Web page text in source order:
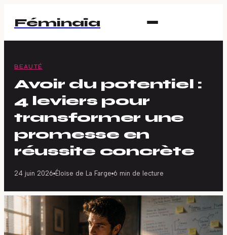
Féminaïa
BEAUTÉ
Avoir du potentiel :
4 leviers pour
transformer une
promesse en
réussite concrète
24 juin 2026· Éloïse de La Farge·6 min de lecture